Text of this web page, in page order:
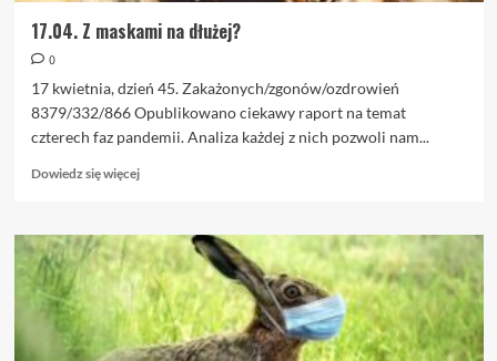
17.04. Z maskami na dłużej?
0
17 kwietnia, dzień 45. Zakażonych/zgonów/ozdrowień
8379/332/866 Opublikowano ciekawy raport na temat
czterech faz pandemii. Analiza każdej z nich pozwoli nam...
Dowiedz się więcejDowiedz
o
17.04.
Z
maskami
na
dłużej?